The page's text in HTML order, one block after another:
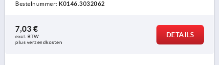
Bestelnummer: K0146.3032062
7,03 €
excl. BTW
plus verzendkosten
DETAILS